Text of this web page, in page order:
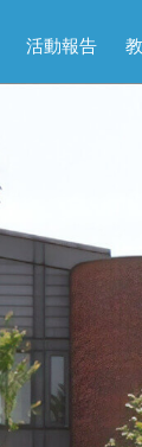
活動報告